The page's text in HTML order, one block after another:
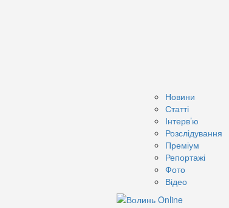
Новини
Статті
Інтерв’ю
Розслідування
Преміум
Репортажі
Фото
Відео